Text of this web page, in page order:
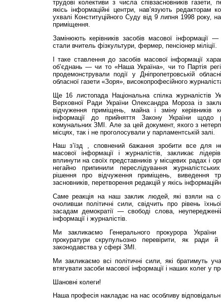
трудові колективи з числа співзасновників газети,
якісь інформаційні центри, нав’язують редакторам
ухвалі Конституційного Суду від 9 липня 1998 року,
приміщення.
Замінюють керівників засобів масової інформації
стали вчитель фізкультури, фермер, пенсіонер міліції.
І таке ставлення до засобів масової інформації
об’єднань — чи то «Наша Україна», чи то Партія
продемонстрували події у Дніпропетровській
обласної газети «Зоря», високопрофесійного
Ще 16 листопада Національна спілка журналістів
Верховної Ради України Олександра Мороза із
відчуження приміщень, майна і зміну керівників
інформації до прийняття Закону України щодо
комунальних ЗМІ. Але за цей документ, якого з
місцях, так і не проголосували у парламентській залі.
Наш з’їзд , сповнений бажання зробити все для
масової інформації і журналістів, закликає
вплинути на своїх представників у місцевих радах і
негайно припинили переслідування
рішення про відчуження приміщень, виведення
засновників, перетворення редакцій у якісь
Саме реакція на наш заклик людей, які взяли на
очоливши політичні сили, свідчить про рівень
засадам демократії — свободі слова,
інформації і журналістів.
Ми закликаємо Генерального прокурора України
прокуратури скрупульозно перевірити, як ради й
законодавства у сфері ЗМІ.
Ми закликаємо всі політичні сили, які братимуть
втягувати засоби масової інформації і наших колег у
Шановні колеги!
Наша професія накладає на нас особливу